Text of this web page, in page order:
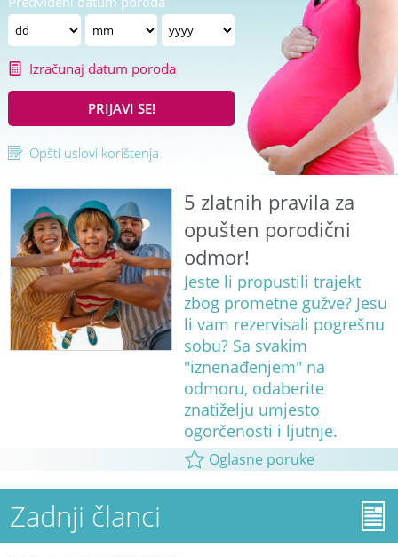
Izračunaj datum poroda
PRIJAVI SE!
Opšti uslovi korištenja
5 zlatnih pravila za
opušten porodični
odmor!
Jeste li propustili trajekt
zbog prometne gužve? Jesu
li vam rezervisali pogrešnu
sobu? Sa svakim
"iznenađenjem" na
odmoru, odaberite
znatiželju umjesto
ogorčenosti i ljutnje.
Oglasne poruke
Zadnji članci